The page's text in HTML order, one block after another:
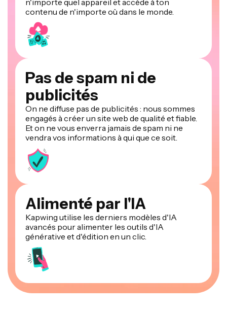
contenu de n'importe où dans le monde.
Pas de spam ni de
publicités
On ne diffuse pas de publicités : nous sommes
engagés à créer un site web de qualité et fiable.
Et on ne vous enverra jamais de spam ni ne
vendra vos informations à qui que ce soit.
Alimenté par l'IA
Kapwing utilise les derniers modèles d'IA
avancés pour alimenter les outils d'IA
générative et d'édition en un clic.